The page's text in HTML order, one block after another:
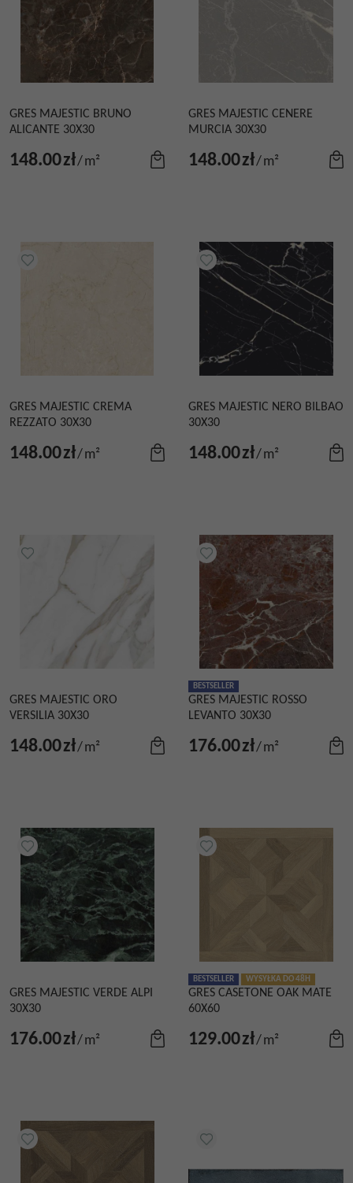
GRES MAJESTIC BRUNO
ALICANTE 30X30
148.00zł/m²
GRES MAJESTIC CENERE
MURCIA 30X30
148.00zł/m²
GRES MAJESTIC CREMA
REZZATO 30X30
148.00zł/m²
GRES MAJESTIC NERO BILBAO
30X30
148.00zł/m²
GRES MAJESTIC ORO
VERSILIA 30X30
148.00zł/m²
BESTSELLER
GRES MAJESTIC ROSSO
LEVANTO 30X30
176.00zł/m²
GRES MAJESTIC VERDE ALPI
30X30
176.00zł/m²
BESTSELLER WYSYŁKA DO 48H
GRES CASETONE OAK MATE
60X60
129.00zł/m²